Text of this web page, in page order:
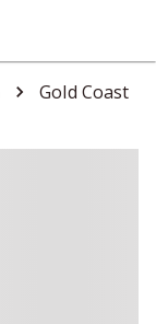
Gold Coast